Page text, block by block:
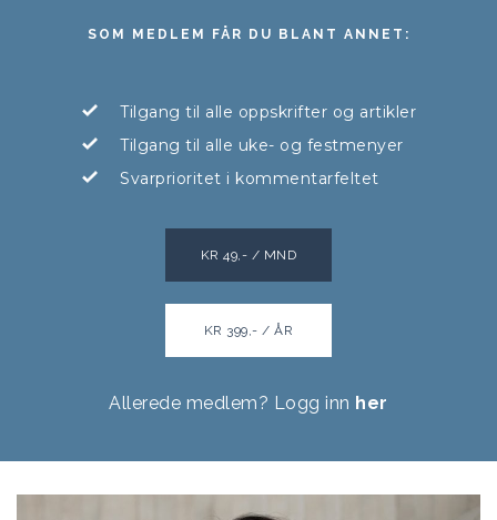
SOM MEDLEM FÅR DU BLANT ANNET:
Tilgang til alle oppskrifter og artikler
Tilgang til alle uke- og festmenyer
Svarprioritet i kommentarfeltet
KR 49,- / MND
KR 399,- / ÅR
Allerede medlem? Logg inn her